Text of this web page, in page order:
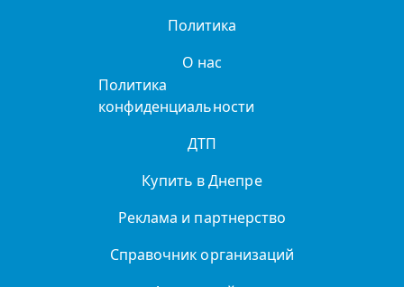
Политика
О нас
Политика
конфиденциальности
ДТП
Купить в Днепре
Реклама и партнерство
Справочник организаций